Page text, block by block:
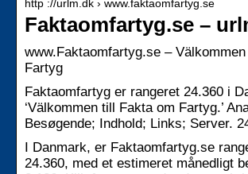
http ://urlm.dk › www.faktaomfartyg.se
Faktaomfartyg.se –
www.Faktaomfartyg.se –
Fartyg
Faktaomfartyg er rangeret 24.360 i
‘Välkommen till Fakta om Fartyg.’
Besøgende; Indhold; Links; Server.
I Danmark, er Faktaomfartyg.se
24.360, med et estimeret månedligt